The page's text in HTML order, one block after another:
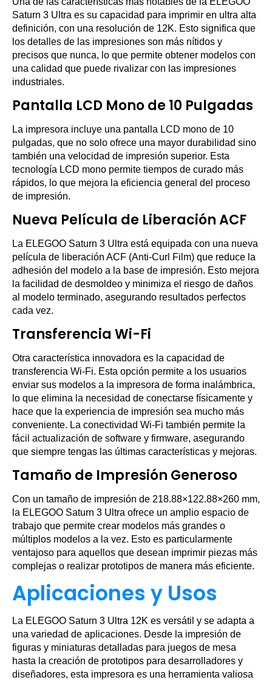
Saturn 3 Ultra es su capacidad para imprimir en ultra alta
definición, con una resolución de 12K. Esto significa que
los detalles de las impresiones son más nítidos y
precisos que nunca, lo que permite obtener modelos con
una calidad que puede rivalizar con las impresiones
industriales.
Pantalla LCD Mono de 10 Pulgadas
La impresora incluye una pantalla LCD mono de 10
pulgadas, que no solo ofrece una mayor durabilidad sino
también una velocidad de impresión superior. Esta
tecnología LCD mono permite tiempos de curado más
rápidos, lo que mejora la eficiencia general del proceso
de impresión.
Nueva Película de Liberación ACF
La ELEGOO Saturn 3 Ultra está equipada con una nueva
película de liberación ACF (Anti-Curl Film) que reduce la
adhesión del modelo a la base de impresión. Esto mejora
la facilidad de desmoldeo y minimiza el riesgo de daños
al modelo terminado, asegurando resultados perfectos
cada vez.
Transferencia Wi-Fi
Otra característica innovadora es la capacidad de
transferencia Wi-Fi. Esta opción permite a los usuarios
enviar sus modelos a la impresora de forma inalámbrica,
lo que elimina la necesidad de conectarse físicamente y
hace que la experiencia de impresión sea mucho más
conveniente. La conectividad Wi-Fi también permite la
fácil actualización de software y firmware, asegurando
que siempre tengas las últimas características y mejoras.
Tamaño de Impresión Generoso
Con un tamaño de impresión de 218.88×122.88×260 mm,
la ELEGOO Saturn 3 Ultra ofrece un amplio espacio de
trabajo que permite crear modelos más grandes o
múltiplos modelos a la vez. Esto es particularmente
ventajoso para aquellos que desean imprimir piezas más
complejas o realizar prototipos de manera más eficiente.
Aplicaciones y Usos
La ELEGOO Saturn 3 Ultra 12K es versátil y se adapta a
una variedad de aplicaciones. Desde la impresión de
figuras y miniaturas detalladas para juegos de mesa
hasta la creación de prototipos para desarrolladores y
diseñadores, esta impresora es una herramienta valiosa